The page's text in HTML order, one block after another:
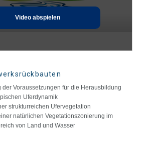
Video abspielen
der Voraussetzungen für die Herausbildung
Uferdynamik
strukturreichen Ufervegetation
natürlichen Vegetationszonierung im
von Land und Wasser